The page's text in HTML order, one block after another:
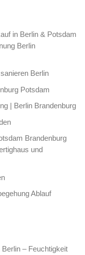
in Berlin & Potsdam
Berlin
Berlin
Potsdam
| Berlin Brandenburg
Brandenburg
und
Ablauf
– Feuchtigkeit